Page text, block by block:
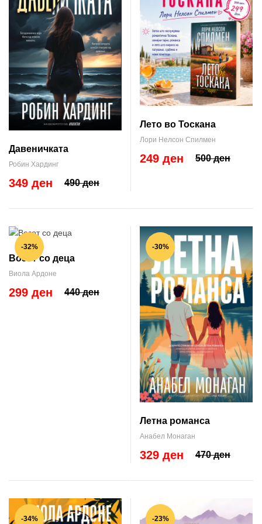
Давеничката
Робин Хардинг
490 ден
349 ден
Лето во Тоскана
Лори Нелсон Спилмен
500 ден
249 ден
-32%
Возот со деца
Виола Ардоне
440 ден
299 ден
-30%
Летна романса
Анабел Монаган
470 ден
329 ден
-34% -23%